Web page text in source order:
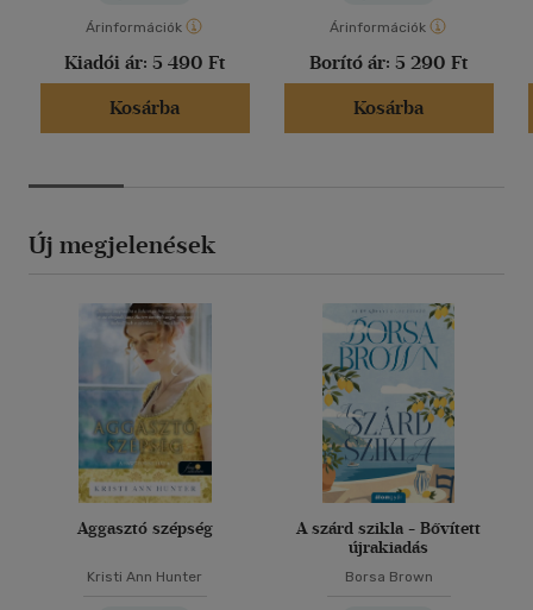
Árinformációk
Kiadói ár: 5 490 Ft
Kosárba
Árinformációk
Borító ár: 5 290 Ft
Kosárba
Új megjelenések
Aggasztó szépség
Kristi Ann Hunter
A szárd szikla - Bővített
újrakiadás
Borsa Brown